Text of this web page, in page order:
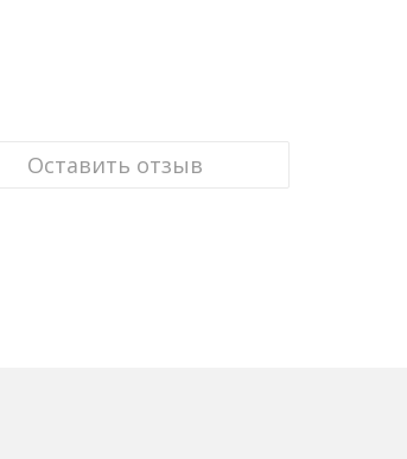
Оставить отзыв